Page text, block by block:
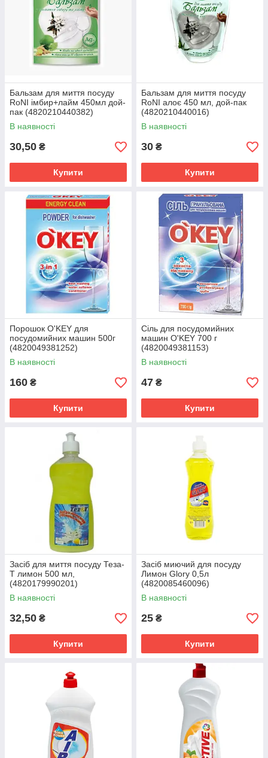
Бальзам для миття посуду
RoNI імбир+лайм 450мл дой-
пак (4820210440382)
В наявності
30,50 ₴
Купити
Бальзам для миття посуду
RoNI алоє 450 мл, дой-пак
(4820210440016)
В наявності
30 ₴
Купити
Порошок O'KEY для
посудомийних машин 500г
(4820049381252)
В наявності
160 ₴
Купити
Сіль для посудомийних
машин O'KEY 700 г
(4820049381153)
В наявності
47 ₴
Купити
Засіб для миття посуду Теза-
Т лимон 500 мл,
(4820179990201)
В наявності
32,50 ₴
Купити
Засіб миючий для посуду
Лимон Glory 0,5л
(4820085460096)
В наявності
25 ₴
Купити